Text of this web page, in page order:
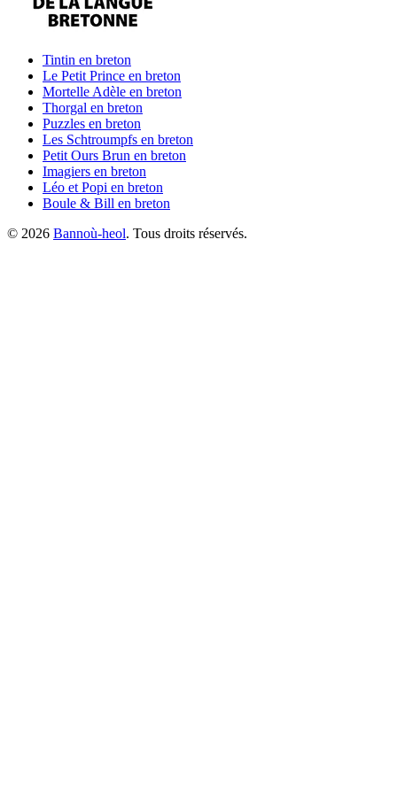
Tintin en breton
Le Petit Prince en breton
Mortelle Adèle en breton
Thorgal en breton
Puzzles en breton
Les Schtroumpfs en breton
Petit Ours Brun en breton
Imagiers en breton
Léo et Popi en breton
Boule & Bill en breton
© 2026 Bannoù-heol. Tous droits réservés.